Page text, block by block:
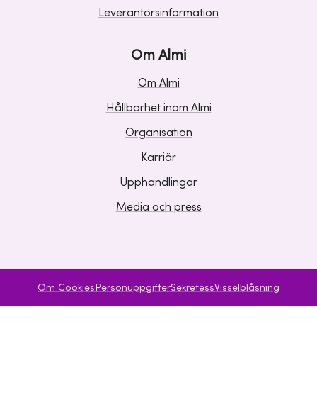
Leverantörsinformation
Om Almi
Om Almi
Hållbarhet inom Almi
Organisation
Karriär
Upphandlingar
Media och press
Om CookiesPersonuppgifterSekretessVisselblåsning